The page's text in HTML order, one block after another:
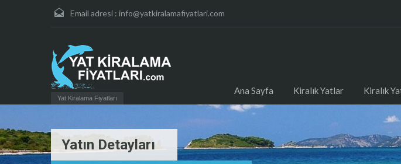
Email adresi : info@yatkiralamafiyatlari.com
Yat Kiralama Fiyatları
Ana Sayfa Kiralık Yatlar Kiralık
Yatın Detayları